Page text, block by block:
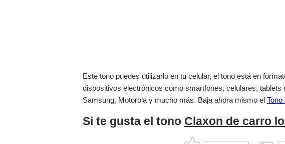
Este tono puedes utilizarlo en tu celular, el tono está en
dispositivos electrónicos como smartfones, celulares,
Samsung, Motorola y mucho más. Baja ahora mismo el
Si te gusta el tono Claxon de carro